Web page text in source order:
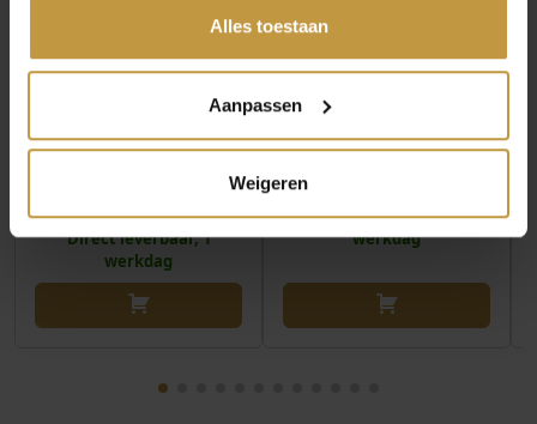
Alles toestaan
Aanpassen
Weigeren
€49,90
REBEL AND ROSE FULL
METAL HERRINGBONE
Direct leverbaar, 1
werkdag
€55,00
REBEL AND ROSE FULL
METAL HERRINGBONE
9MM BLACK-BLACK R…
Direct leverbaar, 1
werkdag